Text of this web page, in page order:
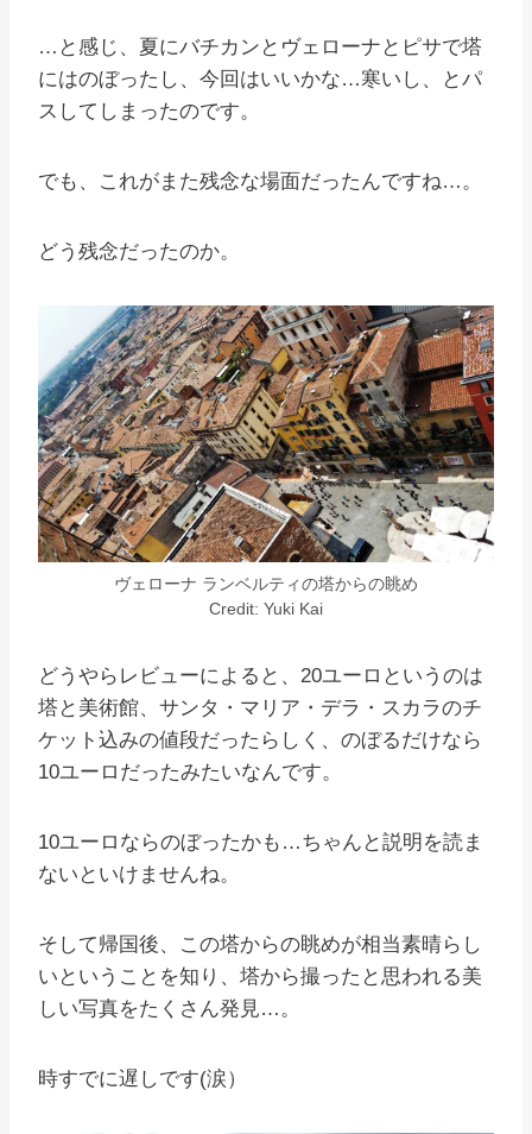
…と感じ、夏にバチカンとヴェローナとピサで塔
にはのぼったし、今回はいいかな…寒いし、とパ
スしてしまったのです。
でも、これがまた残念な場面だったんですね…。
どう残念だったのか。
ヴェローナ ランベルティの塔からの眺め
Credit: Yuki Kai
どうやらレビューによると、20ユーロというのは
塔と美術館、サンタ・マリア・デラ・スカラのチ
ケット込みの値段だったらしく、のぼるだけなら
10ユーロだったみたいなんです。
10ユーロならのぼったかも…ちゃんと説明を読ま
ないといけませんね。
そして帰国後、この塔からの眺めが相当素晴らし
いということを知り、塔から撮ったと思われる美
しい写真をたくさん発見…。
時すでに遅しです(涙）